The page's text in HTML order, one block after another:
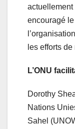
actuellement
encouragé
les efforts
L’ONU
Dorothy
Nations
Sahel